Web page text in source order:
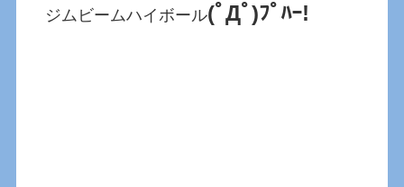
ジムビームハイボール(ﾟДﾟ)ﾌﾟﾊｰ!